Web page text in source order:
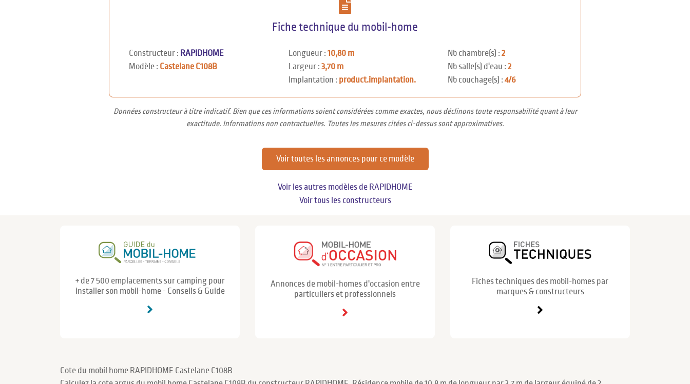
Fiche technique du mobil-home
Constructeur : RAPIDHOME
Modèle : Castelane C108B
Longueur : 10,80 m
Largeur : 3,70 m
Implantation : product.implantation.
Nb chambre(s) :2
Nb salle(s) d'eau :2
Nb couchage(s) :4/6
Données constructeur à titre indicatif. Bien que ces informations soient considérées comme exactes, nous déclinons toute responsabilité quant à leur
exactitude. Informations non contractuelles. Toutes les mesures citées ci-dessus sont approximatives.
Voir toutes les annonces pour ce modèle
Voir les autres modèles de RAPIDHOME
Voir tous les constructeurs
+ de 7 500 emplacements sur camping pour
installer son mobil-home - Conseils & Guide
Annonces de mobil-homes d'occasion entre
particuliers et professionnels
Fiches techniques des mobil-homes par
marques & constructeurs
Cote du mobil home RAPIDHOME Castelane C108B